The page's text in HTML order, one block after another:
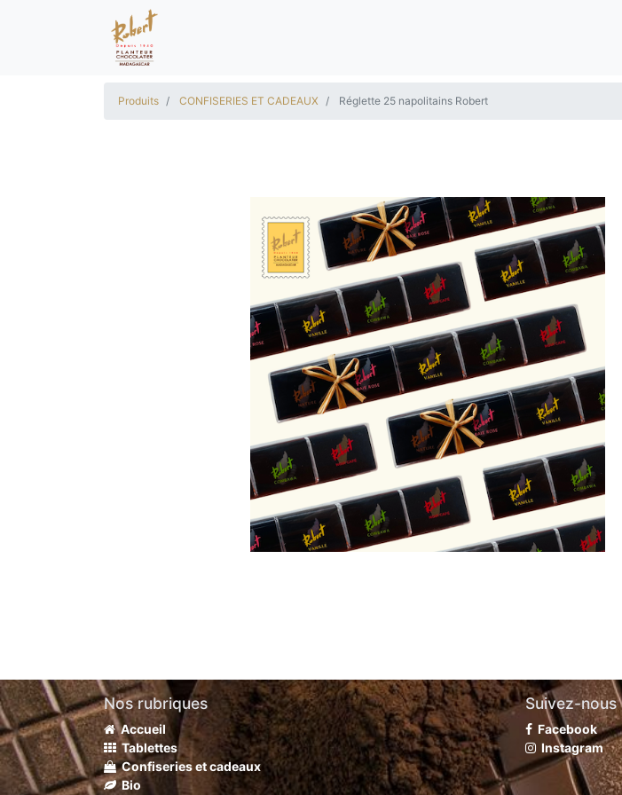
Produits CONFISERIES ET CADEAUX Réglette 25 napolitains Robert
Nos rubriques
Accueil
Tablettes
Confiseries et cadeaux
Bio
Suivez-nous
Facebook
Instagram